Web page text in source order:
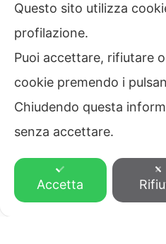
0444 341002
Home
Bicego HR
Servizi alle Aziende
Privacy
Questo sito utilizza
profilazione.
Puoi accettare, rifiutare
cookie premendo i
Chiudendo questa
senza accettare.
Accetta